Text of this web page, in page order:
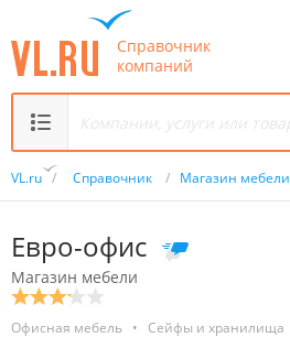
Справочник
компаний
VL.ru / Справочник / Магазин мебели
Евро-офис
Магазин мебели
Офисная мебель • Сейфы и хранилища